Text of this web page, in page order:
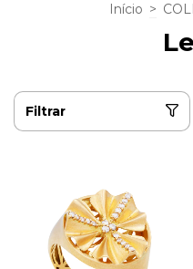
Início >
Filtrar